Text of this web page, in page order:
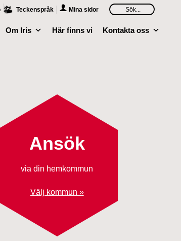
Teckenspråk Mina sidor
Om Iris Här finns vi Kontakta oss
Ansök
via din hemkommun
Välj kommun »